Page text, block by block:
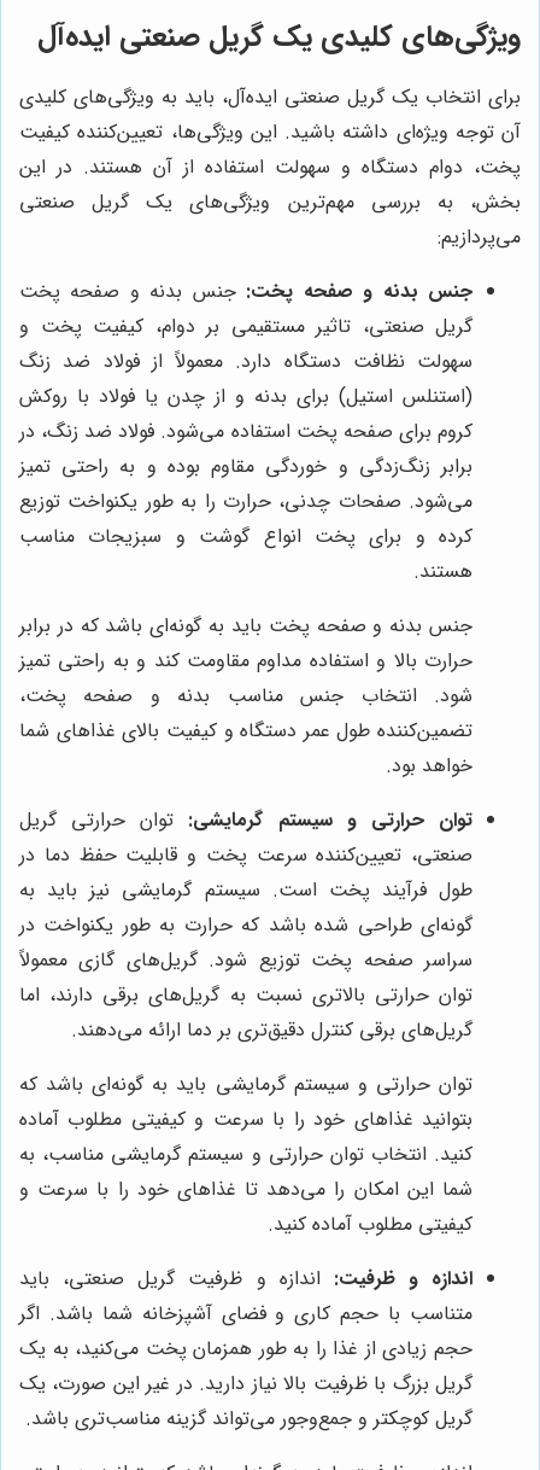
ویژگی‌های کلیدی یک گریل صنعتی ایده‌آل
برای انتخاب یک گریل صنعتی ایده‌آل، باید به ویژگی‌های کلیدی
آن توجه ویژه‌ای داشته باشید. این ویژگی‌ها، تعیین‌کننده کیفیت
پخت، دوام دستگاه و سهولت استفاده از آن هستند. در این
بخش، به بررسی مهم‌ترین ویژگی‌های یک گریل صنعتی
می‌پردازیم:
جنس بدنه و صفحه پخت: جنس بدنه و صفحه پخت
گریل صنعتی، تاثیر مستقیمی بر دوام، کیفیت پخت و
سهولت نظافت دستگاه دارد. معمولاً از فولاد ضد زنگ
(استنلس استیل) برای بدنه و از چدن یا فولاد با روکش
کروم برای صفحه پخت استفاده می‌شود. فولاد ضد زنگ، در
برابر زنگ‌زدگی و خوردگی مقاوم بوده و به راحتی تمیز
می‌شود. صفحات چدنی، حرارت را به طور یکنواخت توزیع
کرده و برای پخت انواع گوشت و سبزیجات مناسب
هستند.
جنس بدنه و صفحه پخت باید به گونه‌ای باشد که در برابر
حرارت بالا و استفاده مداوم مقاومت کند و به راحتی تمیز
شود. انتخاب جنس مناسب بدنه و صفحه پخت،
تضمین‌کننده طول عمر دستگاه و کیفیت بالای غذاهای شما
خواهد بود.
توان حرارتی و سیستم گرمایشی: توان حرارتی گریل
صنعتی، تعیین‌کننده سرعت پخت و قابلیت حفظ دما در
طول فرآیند پخت است. سیستم گرمایشی نیز باید به
گونه‌ای طراحی شده باشد که حرارت به طور یکنواخت در
سراسر صفحه پخت توزیع شود. گریل‌های گازی معمولاً
توان حرارتی بالاتری نسبت به گریل‌های برقی دارند، اما
گریل‌های برقی کنترل دقیق‌تری بر دما ارائه می‌دهند.
توان حرارتی و سیستم گرمایشی باید به گونه‌ای باشد که
بتوانید غذاهای خود را با سرعت و کیفیتی مطلوب آماده
کنید. انتخاب توان حرارتی و سیستم گرمایشی مناسب، به
شما این امکان را می‌دهد تا غذاهای خود را با سرعت و
کیفیتی مطلوب آماده کنید.
اندازه و ظرفیت: اندازه و ظرفیت گریل صنعتی، باید
متناسب با حجم کاری و فضای آشپزخانه شما باشد. اگر
حجم زیادی از غذا را به طور همزمان پخت می‌کنید، به یک
گریل بزرگ با ظرفیت بالا نیاز دارید. در غیر این صورت، یک
گریل کوچکتر و جمع‌وجور می‌تواند گزینه مناسب‌تری باشد.